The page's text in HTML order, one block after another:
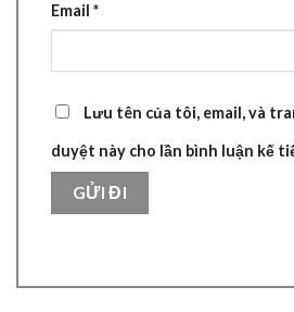
Email *
Lưu tên của tôi, email, và
duyệt này cho lần bình luận kế